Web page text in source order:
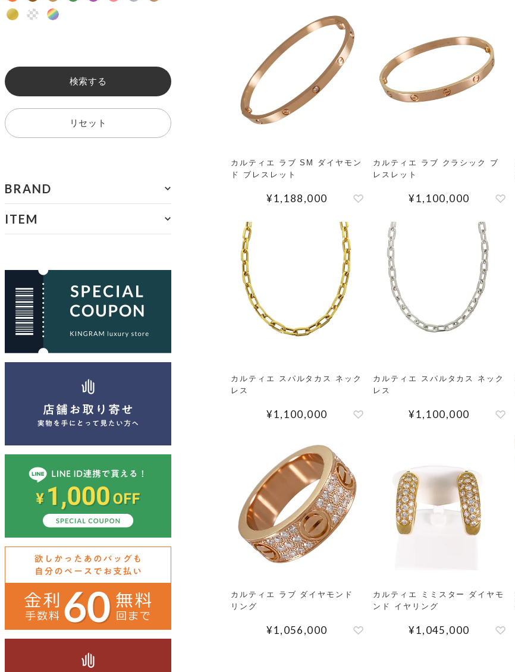
検索する
リセット
BRAND
ITEM
カルティエ ラブ SM ダイヤモン
ド ブレスレット
¥1,188,000
カルティエ ラブ クラシック ブ
レスレット
¥1,100,000
カルティエ スパルタカス ネック
レス
¥1,100,000
カルティエ スパルタカス ネック
レス
¥1,100,000
カルティエ ラブ ダイヤモンド
リング
¥1,056,000
カルティエ ミミスター ダイヤモ
ンド イヤリング
¥1,045,000